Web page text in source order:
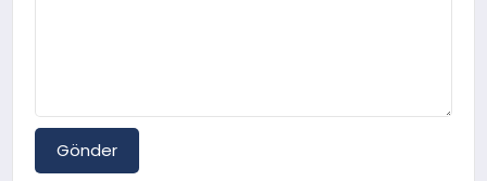
Gönder